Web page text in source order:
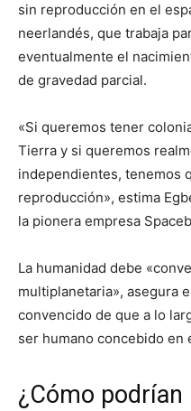
sin reproducción en el
neerlandés, que trabaja
eventualmente el
de gravedad parcial.
«Si queremos tener
Tierra y si queremos
independientes, tenemos
reproducción», estima
la pionera empresa
La humanidad debe
multiplanetaria», asegura
convencido de que a lo
ser humano concebido en
¿Cómo podrían